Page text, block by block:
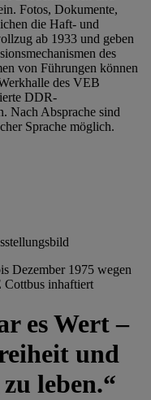
Fotos, Dokumente,
die Haft- und
ab 1933 und geben
des
von Führungen können
des VEB
DDR-
Nach Absprache sind
Sprache möglich.
Dezember 1975 wegen
Cottbus inhaftiert
es Wert –
und
leben.“